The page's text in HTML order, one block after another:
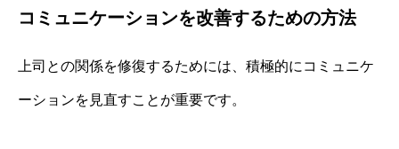
コミュニケーションを改善するための方法
上司との関係を修復するためには、積極的にコミュニケ
ーションを見直すことが重要です。